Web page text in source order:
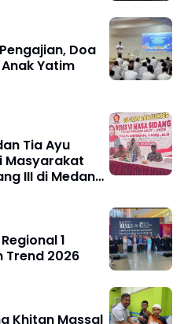
Doa
Yatim
Tia Ayu
Masyarakat
III di Medan
1
Trend 2026
Khitan Massal